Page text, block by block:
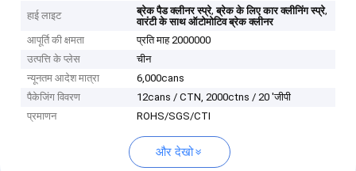
हाई लाइट ब्रेक पैड क्लीनर स्प्रे,ब्रेक के लिए कार क्लीनिंग स्प्रे,
वारंटी के साथ ऑटोमोटिव ब्रेक क्लीनर
आपूर्ति की क्षमता
प्रति माह 2000000
उत्पत्ति के प्लेस
चीन
न्यूनतम आदेश मात्रा
6,000cans
पैकेजिंग विवरण
12cans / CTN, 2000ctns / 20 'जीपी
प्रमाणन
ROHS/SGS/CTI
और देखो